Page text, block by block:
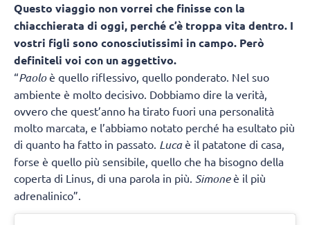
Questo viaggio non vorrei che finisse con la
chiacchierata di oggi, perché c’è troppa vita dentro. I
vostri figli sono conosciutissimi in campo. Però
definiteli voi con un aggettivo.
“Paoloè quello riflessivo, quello ponderato. Nel suo
ambiente è molto decisivo. Dobbiamo dire la verità,
ovvero che quest’anno ha tirato fuori una personalità
molto marcata, e l’abbiamo notato perché ha esultato più
di quanto ha fatto in passato. Lucaè il patatone di casa,
forse è quello più sensibile, quello che ha bisogno della
coperta di Linus, di una parola in più. Simoneè il più
adrenalinico”.